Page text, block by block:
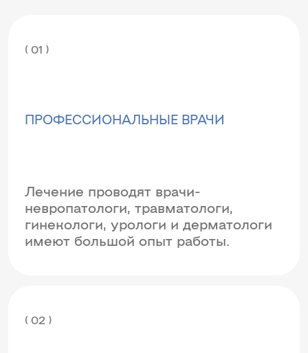
( 01 )
ПРОФЕССИОНАЛЬНЫЕ ВРАЧИ
Лечение проводят врачи-
невропатологи, травматологи,
гинекологи, урологи и дерматологи
имеют большой опыт работы.
( 02 )